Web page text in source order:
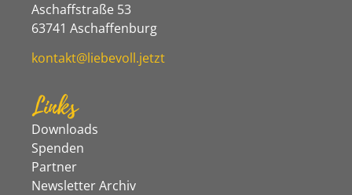
Aschaffstraße 53
63741 Aschaffenburg
kontakt@liebevoll.jetzt
Links
Downloads
Spenden
Partner
Newsletter Archiv